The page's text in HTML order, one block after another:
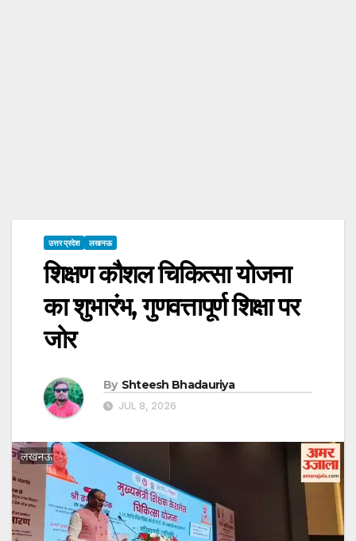
उत्तर प्रदेश लखनऊ
शिक्षण कौशल चिकित्सा योजना
का शुभारंभ, गुणवत्तापूर्ण शिक्षा पर
जोर
By Shteesh Bhadauriya
JUL 8, 2026